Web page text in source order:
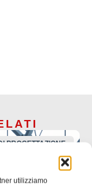
utilizziamo
PROGETTAZIONE